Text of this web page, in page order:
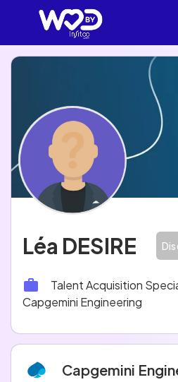
Léa DESIRE
Talent Acquisition
Capgemini Engineering
Capgemini